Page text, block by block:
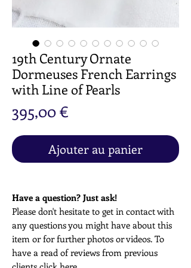
19th Century Ornate
Dormeuses French Earrings
with Line of Pearls
395,00 €
Ajouter au panier
Have a question? Just ask!
Please don't hesitate to get in contact with
any questions you might have about this
item or for further photos or videos. To
have a read of reviews from previous